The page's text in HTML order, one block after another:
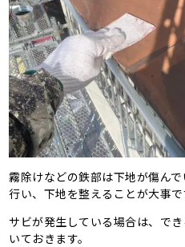
霧除けなどの鉄部は下地が傷ん
行い、下地を整えることが大事で
サビが発生している場合は、で
いておきます。